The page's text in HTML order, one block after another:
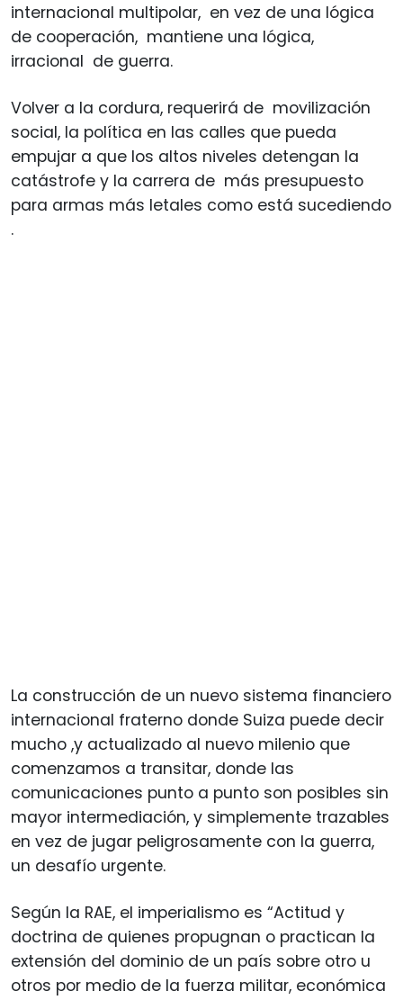
internacional multipolar, en vez de una lógica
de cooperación, mantiene una lógica,
irracional de guerra.
Volver a la cordura, requerirá de movilización
social, la política en las calles que pueda
empujar a que los altos niveles detengan la
catástrofe y la carrera de más presupuesto
para armas más letales como está sucediendo
.
La construcción de un nuevo sistema financiero
internacional fraterno donde Suiza puede decir
mucho ,y actualizado al nuevo milenio que
comenzamos a transitar, donde las
comunicaciones punto a punto son posibles sin
mayor intermediación, y simplemente trazables
en vez de jugar peligrosamente con la guerra,
un desafío urgente.
Según la RAE, el imperialismo es “Actitud y
doctrina de quienes propugnan o practican la
extensión del dominio de un país sobre otro u
otros por medio de la fuerza militar, económica